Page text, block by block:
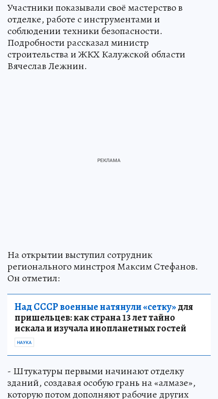
Участники показывали своё мастерство в
отделке, работе с инструментами и
соблюдении техники безопасности.
Подробности рассказал министр
строительства и ЖКХ Калужской области
Вячеслав Лежнин.
На открытии выступил сотрудник
регионального минстроя Максим Стефанов.
Он отметил:
Над СССР военные натянули «сетку»для
пришельцев: как страна 13 лет тайно
искала и изучала инопланетных гостей
НАУКА
- Штукатуры первыми начинают отделку
зданий, создавая особую грань на «алмазе»,
которую потом дополняют рабочие других